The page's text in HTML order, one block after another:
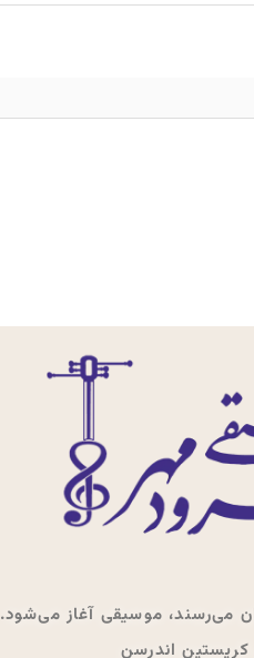
می‌رسند، موسیقی آغاز می‌شود.
اندرسن